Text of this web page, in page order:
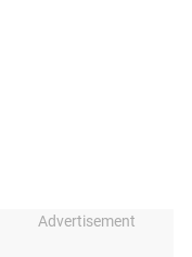
Advertisement